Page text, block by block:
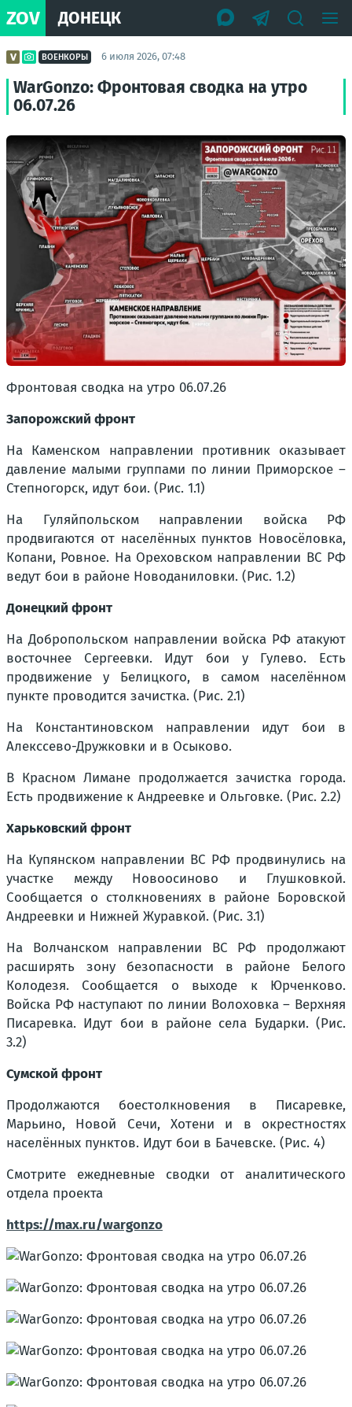
ZOV ДОНЕЦК
ВОЕНКОРЫ 6 июля 2026, 07:48
WarGonzo: Фронтовая сводка на утро
06.07.26
Фронтовая сводка на утро 06.07.26
Запорожский фронт
На Каменском направлении противник оказывает
давление малыми группами по линии Приморское –
Степногорск, идут бои. (Рис. 1.1)
На Гуляйпольском направлении войска РФ
продвигаются от населённых пунктов Новосёловка,
Копани, Ровное. На Ореховском направлении ВС РФ
ведут бои в районе Новоданиловки. (Рис. 1.2)
Донецкий фронт
На Добропольском направлении войска РФ атакуют
восточнее Сергеевки. Идут бои у Гулево. Есть
продвижение у Белицкого, в самом населённом
пункте проводится зачистка. (Рис. 2.1)
На Константиновском направлении идут бои в
Алекссево-Дружковки и в Осыково.
В Красном Лимане продолжается зачистка города.
Есть продвижение к Андреевке и Ольговке. (Рис. 2.2)
Харьковский фронт
На Купянском направлении ВС РФ продвинулись на
участке между Новоосиново и Глушковкой.
Сообщается о столкновениях в районе Боровской
Андреевки и Нижней Журавкой. (Рис. 3.1)
На Волчанском направлении ВС РФ продолжают
расширять зону безопасности в районе Белого
Колодезя. Сообщается о выходе к Юрченково.
Войска РФ наступают по линии Волоховка – Верхняя
Писаревка. Идут бои в районе села Бударки. (Рис.
3.2)
Сумской фронт
Продолжаются боестолкновения в Писаревке,
Марьино, Новой Сечи, Хотени и в окрестностях
населённых пунктов. Идут бои в Бачевске. (Рис. 4)
Смотрите ежедневные сводки от аналитического
отдела проекта
https://max.ru/wargonzo